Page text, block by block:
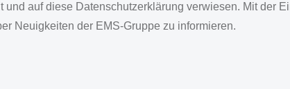
auf diese Datenschutzerklärung verwiesen. Mit der
Neuigkeiten der EMS-Gruppe zu informieren.